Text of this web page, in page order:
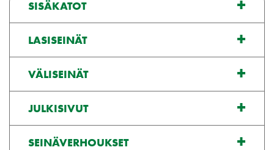
SISÄKATOT
LASISEINÄT
VÄLISEINÄT
JULKISIVUT
SEINÄVERHOUKSET